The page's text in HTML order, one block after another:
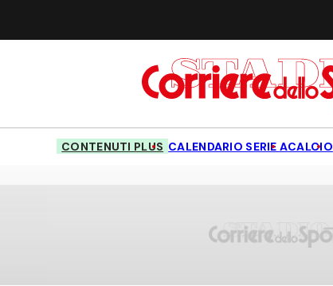
CONTENUTI PLUS CALENDARIO SERIE ACALCIO